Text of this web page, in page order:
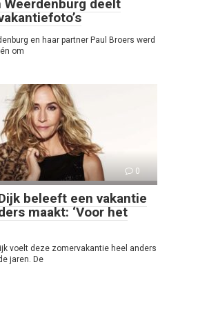
Weerdenburg deelt
en haar partner Paul Broers werd
om
0
beleeft een vakantie
maakt: ‘Voor het
voelt deze zomervakantie heel anders
jaren. De